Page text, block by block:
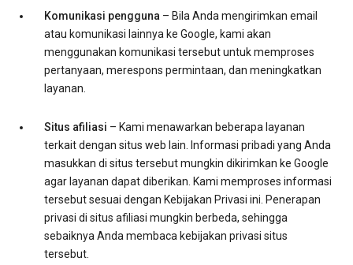
Komunikasi pengguna – Bila Anda mengirimkan email
atau komunikasi lainnya ke Google, kami akan
menggunakan komunikasi tersebut untuk memproses
pertanyaan, merespons permintaan, dan meningkatkan
layanan.
Situs afiliasi – Kami menawarkan beberapa layanan
terkait dengan situs web lain. Informasi pribadi yang Anda
masukkan di situs tersebut mungkin dikirimkan ke Google
agar layanan dapat diberikan. Kami memproses informasi
tersebut sesuai dengan Kebijakan Privasi ini. Penerapan
privasi di situs afiliasi mungkin berbeda, sehingga
sebaiknya Anda membaca kebijakan privasi situs
tersebut.